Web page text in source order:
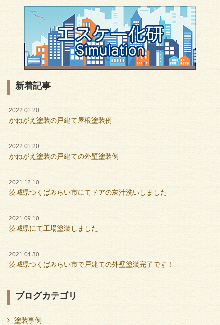
新着記事
2022.01.20
かねがえ塗装の戸建て屋根塗装例
2022.01.20
かねがえ塗装の戸建ての外壁塗装例
2021.12.10
茨城県つくばみらい市にてドアの灰汁洗いしました
2021.09.10
茨城県にて工場塗装しました
2021.04.30
茨城県つくばみらい市で戸建ての外壁塗装完了です！
ブログカテゴリ
塗装事例